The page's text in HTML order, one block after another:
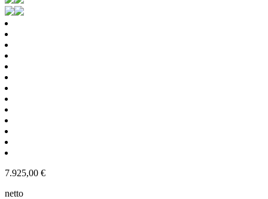
7.925,00 €
netto